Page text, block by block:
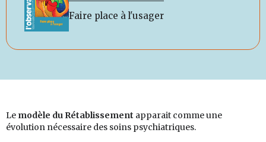
Faire place à l'usager
Le modèle du Rétablissement apparait comme une
évolution nécessaire des soins psychiatriques.